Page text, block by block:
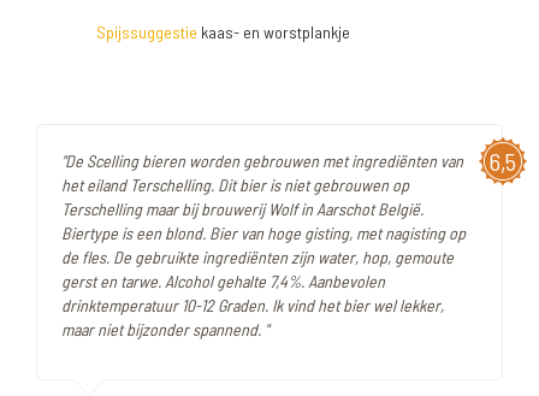
Spijssuggestie kaas- en worstplankje
6,5
"De Scelling bieren worden gebrouwen met ingrediënten van
het eiland Terschelling. Dit bier is niet gebrouwen op
Terschelling maar bij brouwerij Wolf in Aarschot België.
Biertype is een blond. Bier van hoge gisting, met nagisting op
de fles. De gebruikte ingrediënten zijn water, hop, gemoute
gerst en tarwe. Alcohol gehalte 7,4%. Aanbevolen
drinktemperatuur 10-12 Graden. Ik vind het bier wel lekker,
maar niet bijzonder spannend. "